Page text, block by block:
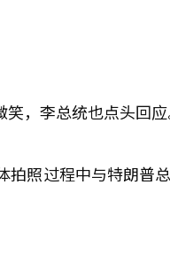
，李总统也点头回应
照过程中与特朗普